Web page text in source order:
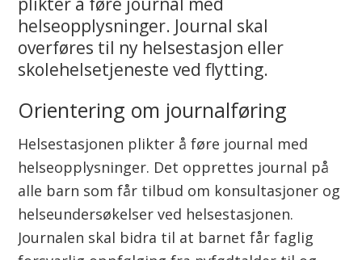
n
n
u
d
e
a
r
helseopplysninger. Journal skal
overføres til ny helsestasjon eller
skolehelsetjeneste ved flytting.
Orientering om journalføring
Helsestasjonen plikter å føre journal med
helseopplysninger. Det opprettes journal på
alle barn som får tilbud om konsultasjoner og
helseundersøkelser ved helsestasjonen.
Journalen skal bidra til at barnet får faglig